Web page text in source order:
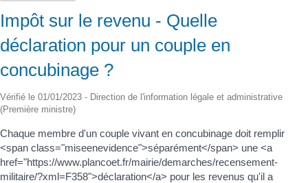
Impôt sur le revenu - Quelle
déclaration pour un couple en
concubinage ?
Vérifié le 01/01/2023 - Direction de l'information légale et administrative
(Première ministre)
Chaque membre d'un couple vivant en concubinage doit remplir
<span class="miseenevidence">séparément</span> une <a
href="https://www.plancoet.fr/mairie/demarches/recensement-
militaire/?xml=F358">déclaration</a> pour les revenus qu'il a